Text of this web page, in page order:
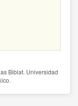
Biblat. Universidad